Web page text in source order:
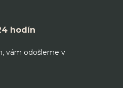
hodín
vám odošleme v